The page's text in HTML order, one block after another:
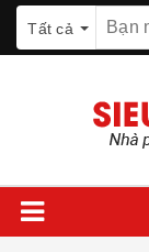
Tất cả